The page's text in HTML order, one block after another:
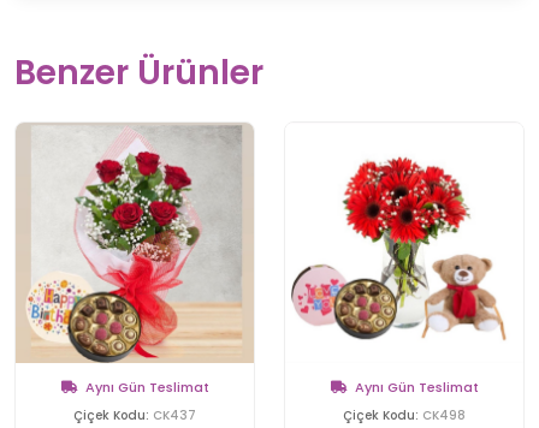
Benzer Ürünler
Aynı Gün Teslimat
Çiçek Kodu: CK437
Aynı Gün Teslimat
Çiçek Kodu: CK498